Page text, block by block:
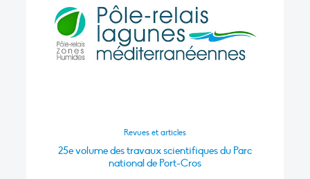
Revues et articles
25e volume des travaux scientifiques du Parc
national de Port-Cros